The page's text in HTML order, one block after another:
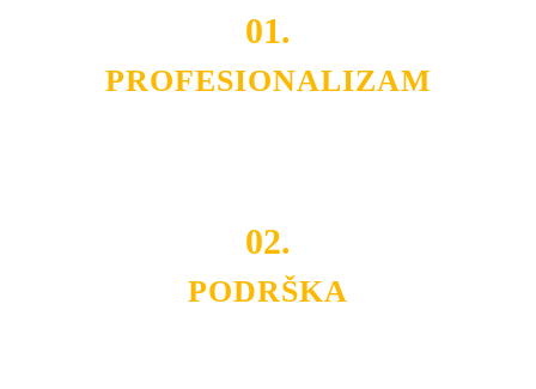
01.
PROFESIONALIZAM
02.
PODRŠKA